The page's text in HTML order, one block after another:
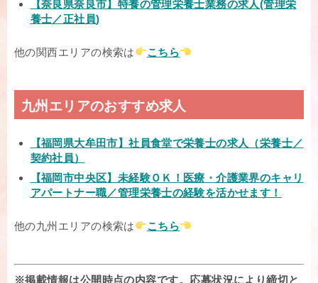
【奈良県奈良市】特養の管理栄養士業務の求人(管理栄
養士／正社員)
他の関西エリアの検索は こちら
九州エリアのおすすめ求人
【福岡県大牟田市】社員食堂で栄養士の求人（栄養士／
契約社員）
【福岡市中央区】未経験ＯＫ！医療・介護業界のキャリ
アパートナー職／管理栄養士の経験を活かせます！
他の九州エリアの検索は こちら
※掲載情報は公開時点の内容です。応募状況により締切と